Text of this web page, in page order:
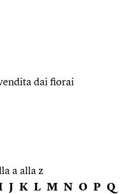
dai fiorai
a alla z
J K L M N O P Q